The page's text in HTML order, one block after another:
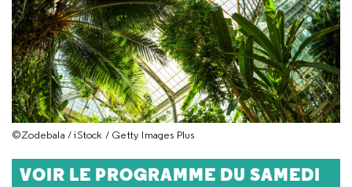
©Zodebala / iStock / Getty Images Plus
VOIR LE PROGRAMME DU SAMEDI